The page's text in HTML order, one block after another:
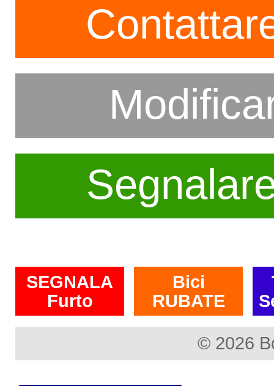
SEGNALA
Furto
Bici
RUBATE
© 2026